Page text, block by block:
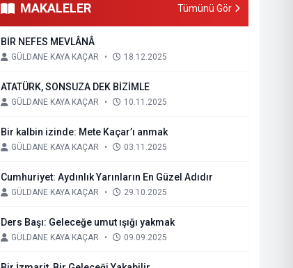
MAKALELER Tümünü Gör
BİR NEFES MEVLÂNÂ
GÜLDANE KAYA KAÇAR • 18.12.2025
ATATÜRK, SONSUZA DEK BİZİMLE
GÜLDANE KAYA KAÇAR • 10.11.2025
Bir kalbin izinde: Mete Kaçar’ı anmak
GÜLDANE KAYA KAÇAR • 03.11.2025
Cumhuriyet: Aydınlık Yarınların En Güzel Adıdır
GÜLDANE KAYA KAÇAR • 29.10.2025
Ders Başı: Geleceğe umut ışığı yakmak
GÜLDANE KAYA KAÇAR • 09.09.2025